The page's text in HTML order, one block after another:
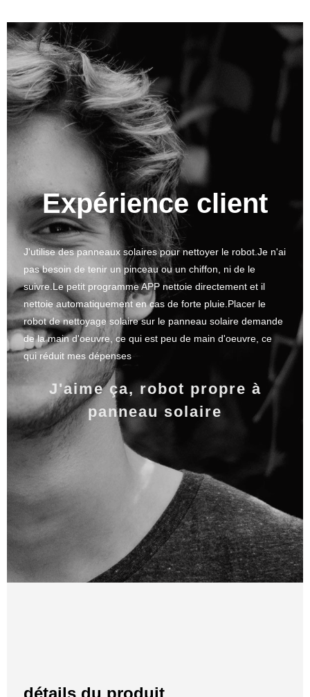
Expérience client
J'utilise des panneaux solaires pour nettoyer le robot.Je n'ai
pas besoin de tenir un pinceau ou un chiffon, ni de le
suivre.Le petit programme APP nettoie directement et il
nettoie automatiquement en cas de forte pluie.Placer le
robot de nettoyage solaire sur le panneau solaire demande
de la main d'oeuvre, ce qui est peu de main d'oeuvre, ce
qui réduit mes dépenses
J'aime ça, robot propre à
panneau solaire
détails du produit